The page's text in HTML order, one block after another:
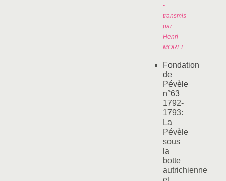
-
transmis
par
Henri
MOREL
Fondation
de
Pévèle
n°63
1792-
1793:
La
Pévèle
sous
la
botte
autrichienne